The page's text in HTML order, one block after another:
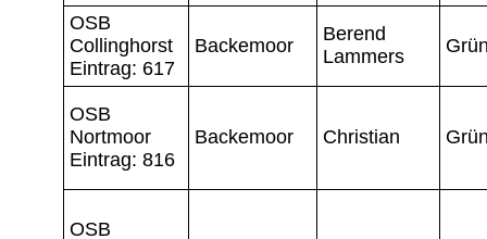
OSB
Collinghorst
Eintrag: 617
Backemoor
Berend
Lammers
OSB
Nortmoor
Eintrag: 816
Backemoor Christian
OSB